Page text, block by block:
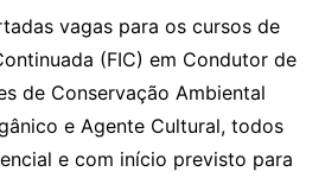
vagas para os cursos de
(FIC) em Condutor de
de Conservação Ambiental
e Agente Cultural, todos
e com início previsto para